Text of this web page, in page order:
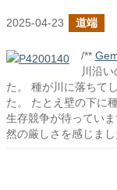
2025-04-23 道端
/**
川沿
た。 種が川に落ちて
た。 たとえ壁の下に
生存競争が待ってい
然の厳しさを感じまし